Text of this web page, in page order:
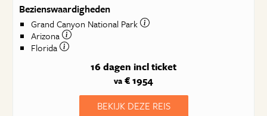
Bezienswaardigheden
Grand Canyon National Park
Arizona
Florida
16 dagen incl ticket
va € 1954
BEKIJK DEZE REIS